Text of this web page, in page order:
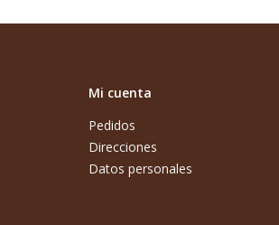
Mi cuenta
Pedidos
Direcciones
Datos personales